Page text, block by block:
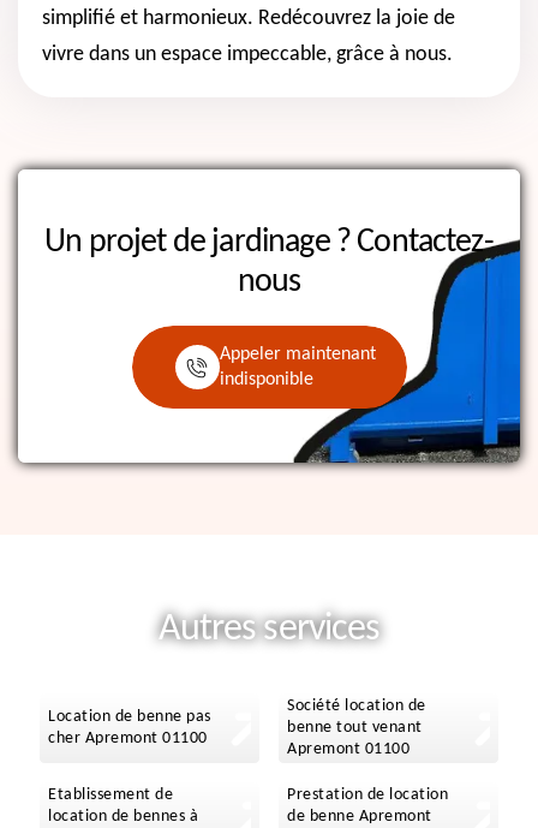
simplifié et harmonieux. Redécouvrez la joie de
vivre dans un espace impeccable, grâce à nous.
Un projet de jardinage ? Contactez-
nous
Appeler maintenant
indisponible
Autres services
Location de benne pas
cher Apremont 01100
Société location de
benne tout venant
Apremont 01100
Etablissement de
location de bennes à
Prestation de location
de benne Apremont